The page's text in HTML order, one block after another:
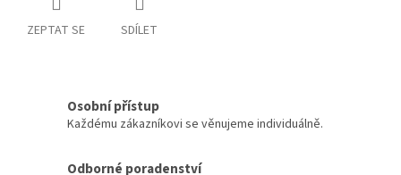
ZEPTAT SE SDÍLET
Osobní přístup
Každému zákazníkovi se věnujeme individuálně.
Odborné poradenství